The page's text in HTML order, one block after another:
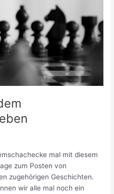
mal mit diesem
zum Posten von
zugehörigen Geschichten.
wir alle mal noch ein